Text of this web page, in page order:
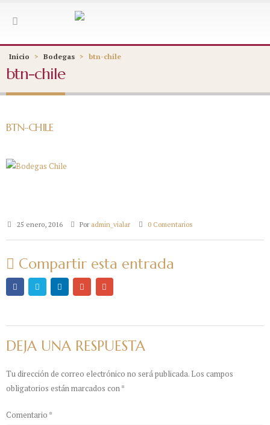
Inicio > Bodegas > btn-chile
btn-chile
BTN-CHILE
25 enero, 2016 Por admin_vialar 0 Comentarios
Compartir esta entrada
DEJA UNA RESPUESTA
Tu dirección de correo electrónico no será publicada. Los campos
obligatorios están marcados con*
Comentario *